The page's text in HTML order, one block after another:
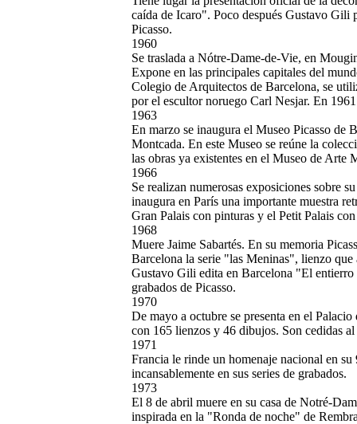
caída de Icaro". Poco después Gustavo
Picasso.
1960
Se traslada a Nótre-Dame-de-Vie, en
Expone en las principales capitales del
Colegio de Arquitectos de Barcelona, se
por el escultor noruego Carl Nesjar. En
1963
En marzo se inaugura el Museo Picasso de
Montcada. En este Museo se reúne la
las obras ya existentes en el Museo de Arte
1966
Se realizan numerosas exposiciones sobre
inaugura en París una importante muestra
Gran Palais con pinturas y el Petit Palais
1968
Muere Jaime Sabartés. En su memoria
Barcelona la serie "las Meninas", lienzo
Gustavo Gili edita en Barcelona "El
grabados de Picasso.
1970
De mayo a octubre se presenta en el
con 165 lienzos y 46 dibujos. Son cedidas
1971
Francia le rinde un homenaje nacional en
incansablemente en sus series de grabados.
1973
El 8 de abril muere en su casa de Notré-
inspirada en la "Ronda de noche" de